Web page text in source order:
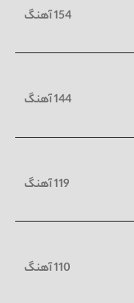
154 آهنگ
144 آهنگ
119 آهنگ
110 آهنگ